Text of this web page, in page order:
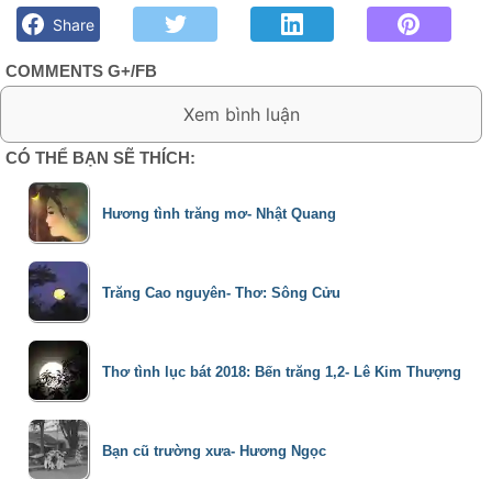
gì để nhớ!
Share
COMMENTS G+/FB
0 Comment:
CÓ THỂ BẠN SẼ THÍCH:
Hương tình trăng mơ- Nhật Quang
Trăng Cao nguyên- Thơ: Sông Cửu
Thơ tình lục bát 2018: Bến trăng 1,2- Lê Kim Thượng
Bạn cũ trường xưa- Hương Ngọc